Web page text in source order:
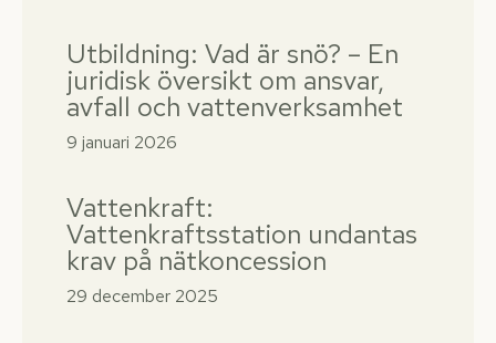
Utbildning: Vad är snö? – En
juridisk översikt om ansvar,
avfall och vattenverksamhet
9 januari 2026
Vattenkraft:
Vattenkraftsstation undantas
krav på nätkoncession
29 december 2025